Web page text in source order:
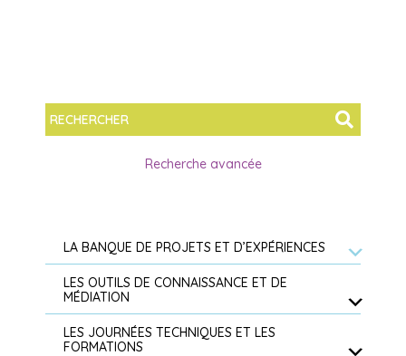
Recherche avancée
LA BANQUE DE PROJETS ET D’EXPÉRIENCES
LES OUTILS DE CONNAISSANCE ET DE
MÉDIATION
LES JOURNÉES TECHNIQUES ET LES
FORMATIONS